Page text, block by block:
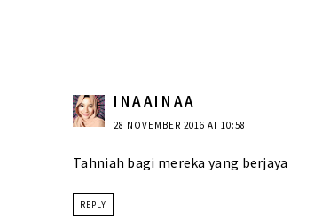
I N A A I N A A
28 NOVEMBER 2016 AT 10:58
Tahniah bagi mereka yang berjaya
REPLY